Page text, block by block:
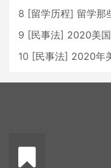
8 [留学历程] 留学那些
9 [民事法] 2020美国
10 [民事法] 2020年